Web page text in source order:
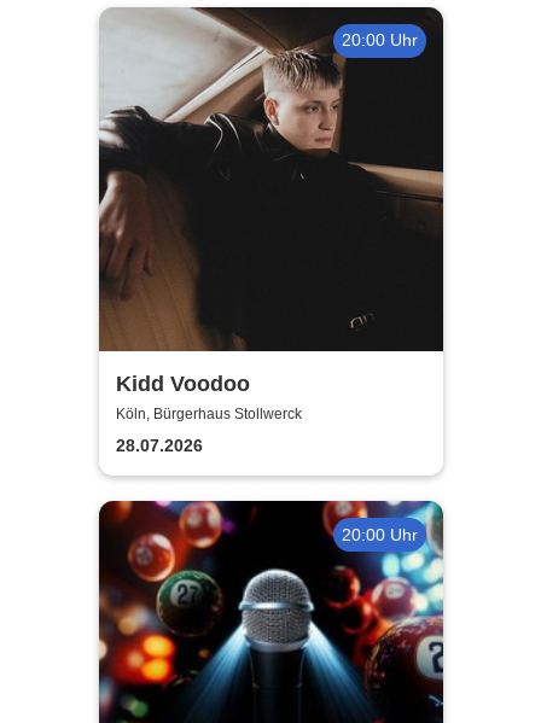
20:00 Uhr
Kidd Voodoo
Köln, Bürgerhaus Stollwerck
28.07.2026
20:00 Uhr